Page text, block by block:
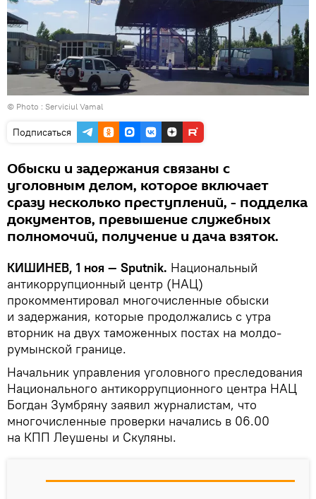
© Photo : Serviciul Vamal
Подписаться
Обыски и задержания связаны с
уголовным делом, которое включает
сразу несколько преступлений, - подделка
документов, превышение служебных
полномочий, получение и дача взяток.
КИШИНЕВ, 1 ноя — Sputnik. Национальный
антикоррупционный центр (НАЦ)
прокомментировал многочисленные обыски
и задержания, которые продолжались с утра
вторник на двух таможенных постах на молдо-
румынской границе.
Начальник управления уголовного преследования
Национального антикоррупционного центра НАЦ
Богдан Зумбряну заявил журналистам, что
многочисленные проверки начались в 06.00
на КПП Леушены и Скуляны.